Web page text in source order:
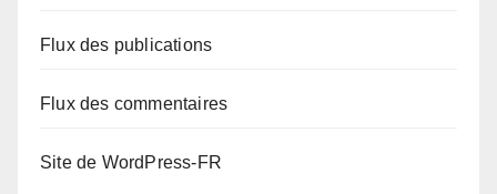
Flux des publications
Flux des commentaires
Site de WordPress-FR